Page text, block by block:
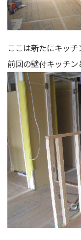
ここは新たにキッチ
前回の壁付キッチン